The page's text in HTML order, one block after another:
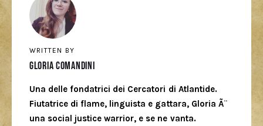
WRITTEN BY
Gloria Comandini
Una delle fondatrici dei Cercatori di Atlantide.
Fiutatrice di flame, linguista e gattara, Gloria Ã¨
una social justice warrior, e se ne vanta.